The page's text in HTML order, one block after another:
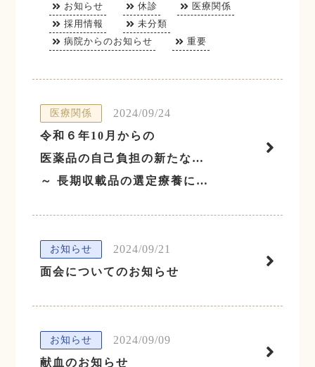
お知らせ 休診
医療関係
採用情報
未分類
病院からのお知らせ
重要
医療関係
2024/09/24
令和６年10月からの
医薬品の自己負担の新たな仕組み
～ 長期収載品の選定療養について～
お知らせ
2024/09/21
面会についてのお知らせ
お知らせ
2024/09/09
献血のお知らせ